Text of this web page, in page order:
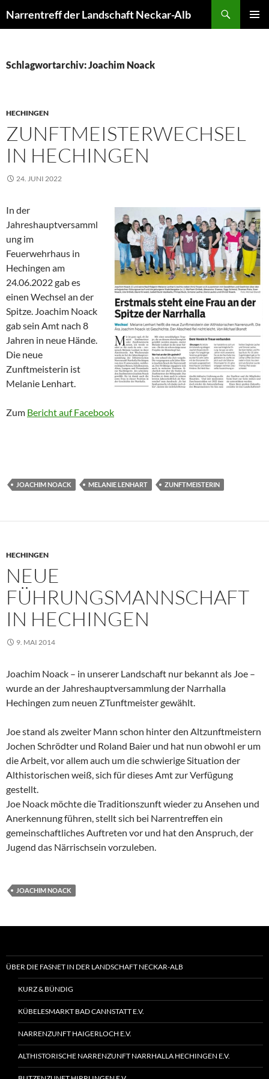
Inhalt
Narrentreff der Landschaft Neckar-Alb
Schlagwortarchiv: Joachim Noack
HECHINGEN
ZUNFTMEISTERWECHSEL
IN HECHINGEN
24. JUNI 2022
In der
Jahreshauptversamml
ung im
Feuerwehrhaus in
Hechingen am
24.06.2022 gab es
einen Wechsel an der
Spitze. Joachim Noack
gab sein Amt nach 8
Jahren in neue Hände.
Die neue
Zunftmeisterin ist
Melanie Lenhart.
Zum Bericht auf Facebook
JOACHIM NOACK MELANIE LENHART ZUNFTMEISTERIN
HECHINGEN
NEUE
FÜHRUNGSMANNSCHAFT
IN HECHINGEN
9. MAI 2014
Joachim Noack – in unserer Landschaft nur bekannt als Joe –
wurde an der Jahreshauptversammlung der Narrhalla
Hechingen zum neuen ZTunftmeister gewählt.
Joe stand als zweiter Mann schon hinter den Altzunftmeistern
Jochen Schrödter und Roland Baier und hat nun obwohl er um
die Arbeit, vor allem auch um die schwierige Situation der
Althistorischen weiß, sich für dieses Amt zur Verfügung
gestellt.
Joe Noack möchte die Traditionszunft wieder zu Ansehen und
Anerkennung führen, stellt sich bei Narrentreffen ein
gemeinschaftliches Auftreten vor und hat den Anspruch, der
Jugend das Närrischsein vorzuleben.
JOACHIM NOACK
ÜBER DIE FASNET IN DER LANDSCHAFT NECKAR-ALB
KURZ & BÜNDIG
KÜBELESMARKT BAD CANNSTATT E.V.
NARRENZUNFT HAIGERLOCH E.V.
ALTHISTORISCHE NARRENZUNFT NARRHALLA HECHINGEN E.V.